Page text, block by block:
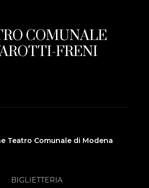
COMUNALE
FRENI
Teatro Comunale di Modena
BIGLIETTERIA